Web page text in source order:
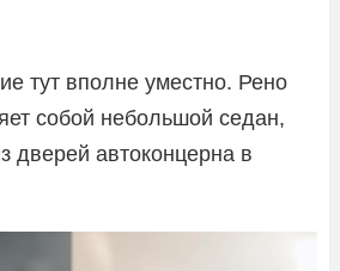
тут вполне уместно. Рено
собой небольшой седан,
дверей автоконцерна в